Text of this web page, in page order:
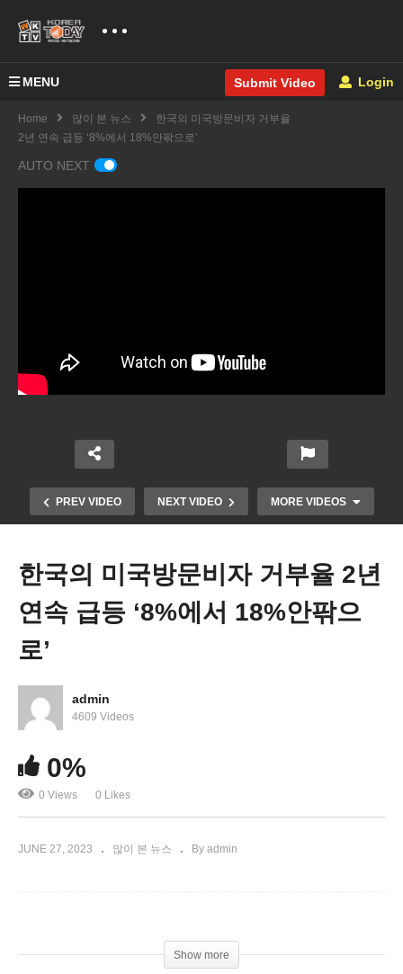
MENU Submit Video Login
Home 많이 본 뉴스
한국의 미국방문비자 거부율
2년 연속 급등 ‘8%에서 18%안팎으로’
AUTO NEXT
PREV VIDEO NEXT VIDEO MORE VIDEOS
연방대법원 ‘정치이익에 따른 선거구 재획정 주법원
제동걸 수 있다’
한국의 미국방문비자 거부율 2년
연속 급등 ‘8%에서 18%안팎으
로’
admin
4609 Videos
0%
0 Views 0 Likes
JUNE 27, 2023 많이 본 뉴스 By admin
Show more